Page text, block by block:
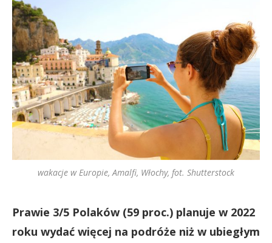
wakacje w Europie, Amalfi, Włochy, fot. Shutterstock
Prawie 3/5 Polaków (59 proc.) planuje w 2022
roku wydać więcej na podróże niż w ubiegłym